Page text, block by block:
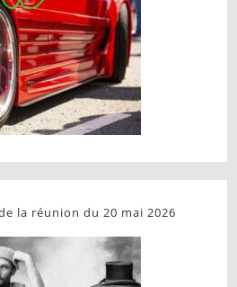
la réunion du 20 mai 2026